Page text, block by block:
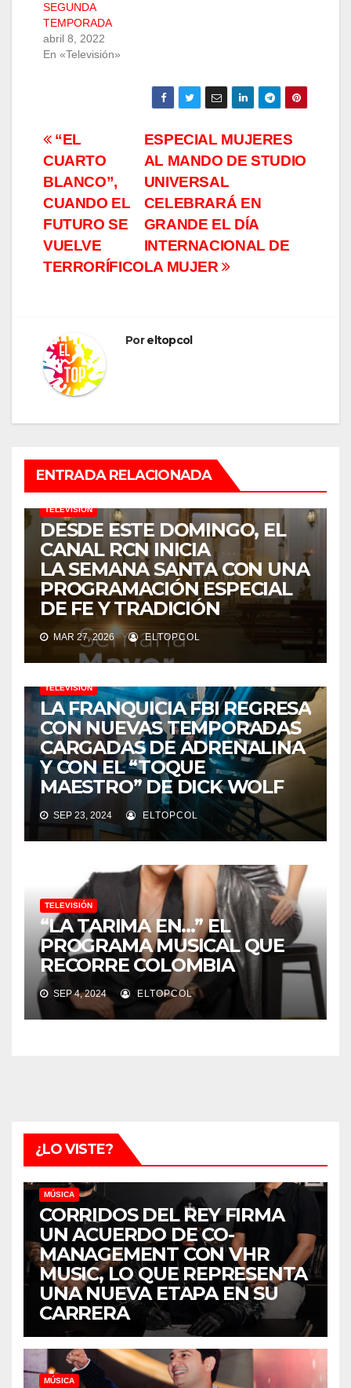
SEGUNDA
TEMPORADA
abril 8, 2022
En «Televisión»
Navegación
de
entradas
ESPECIAL MUJERES
AL MANDO DE STUDIO
UNIVERSAL
CELEBRARÁ EN
GRANDE EL DÍA
INTERNACIONAL DE
LA MUJER
“EL
CUARTO
BLANCO”,
CUANDO EL
FUTURO SE
VUELVE
TERRORÍFICO
Poreltopcol
ENTRADA RELACIONADA
TELEVISIÓN
DESDE ESTE DOMINGO, EL
CANAL RCN INICIA
LA SEMANA SANTA CON UNA
PROGRAMACIÓN ESPECIAL
DE FE Y TRADICIÓN
MAR 27, 2026 ELTOPCOL
TELEVISIÓN
LA FRANQUICIA FBI REGRESA
CON NUEVAS TEMPORADAS
CARGADAS DE ADRENALINA
Y CON EL “TOQUE
MAESTRO” DE DICK WOLF
SEP 23, 2024 ELTOPCOL
TELEVISIÓN
“LA TARIMA EN…” EL
PROGRAMA MUSICAL QUE
RECORRE COLOMBIA
SEP 4, 2024 ELTOPCOL
¿LO VISTE?
MÚSICA
CORRIDOS DEL REY FIRMA
UN ACUERDO DE CO-
MANAGEMENT CON VHR
MUSIC, LO QUE REPRESENTA
UNA NUEVA ETAPA EN SU
CARRERA
MÚSICA